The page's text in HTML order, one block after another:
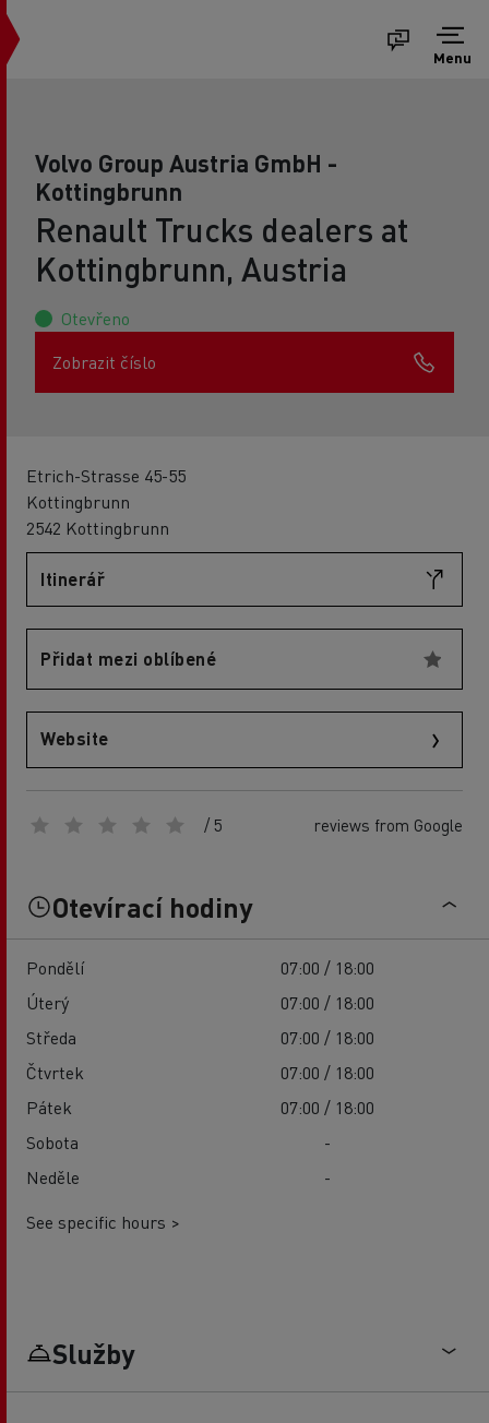
Menu
Volvo Group Austria GmbH -
Kottingbrunn
Renault Trucks dealers at
Kottingbrunn, Austria
Otevřeno
Zobrazit číslo
Etrich-Strasse 45-55
Kottingbrunn
2542 Kottingbrunn
Itinerář
Přidat mezi oblíbené
Website
/ 5 reviews from Google
Otevírací hodiny
Pondělí
07:00 / 18:00
Úterý
07:00 / 18:00
Středa
07:00 / 18:00
Čtvrtek
07:00 / 18:00
Pátek
07:00 / 18:00
Sobota
-
Neděle
-
See specific hours >
Služby